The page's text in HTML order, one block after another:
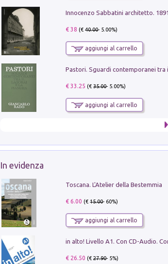
Innocenzo Sabbatini architetto.
€ 38 (€40.00- 5.00%)
aggiungi al carrello
€ 33.25 (€35.00- 5.00%)
aggiungi al carrello
In evidenza
Toscana. L'Atelier della Bestemmia
€ 6.00 (€15.00- 60%)
aggiungi al carrello
€ 26.50 (€27.90- 5%)